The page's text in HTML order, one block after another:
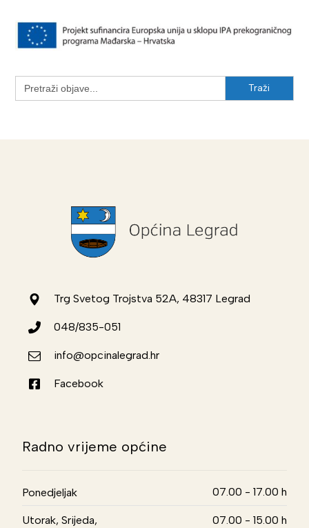
Search
for:
Trg Svetog Trojstva 52A, 48317 Legrad
048/835-051
info@opcinalegrad.hr
Facebook
Radno vrijeme općine
Ponedjeljak 07.00 - 17.00 h
Utorak, Srijeda,
07.00 - 15.00 h